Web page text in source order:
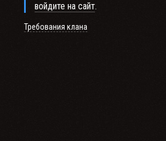
войдите на сайт.
Требования клана